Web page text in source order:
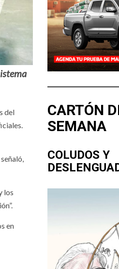
del
los
en
CARTÓN
SEMANA
COLUDOS Y